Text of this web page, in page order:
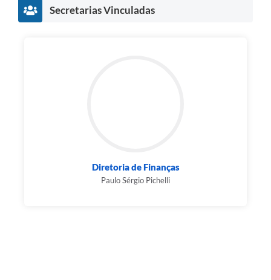
Secretarias Vinculadas
Diretoria de Finanças
Paulo Sérgio Pichelli